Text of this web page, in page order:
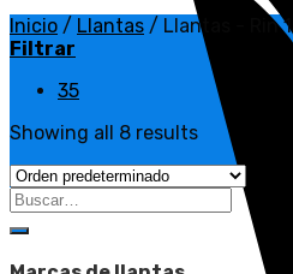
Inicio / Llantas / Llantas - Rin 15
Filtrar
35
Showing all 8 results